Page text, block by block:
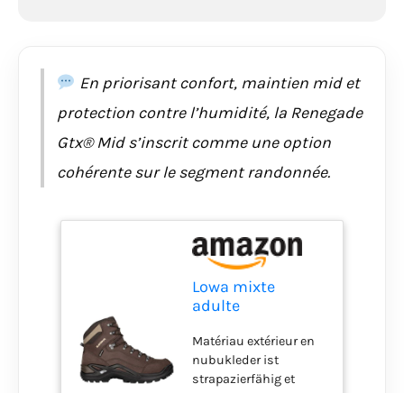
En priorisant confort, maintien mid et
protection contre l’humidité, la Renegade
Gtx® Mid s’inscrit comme une option
cohérente sur le segment randonnée.
Lowa mixte
adulte
Randonnée
Basses, Marron
(Espresso 0442),
Matériau extérieur en
nubukleder ist
strapazierfähig et